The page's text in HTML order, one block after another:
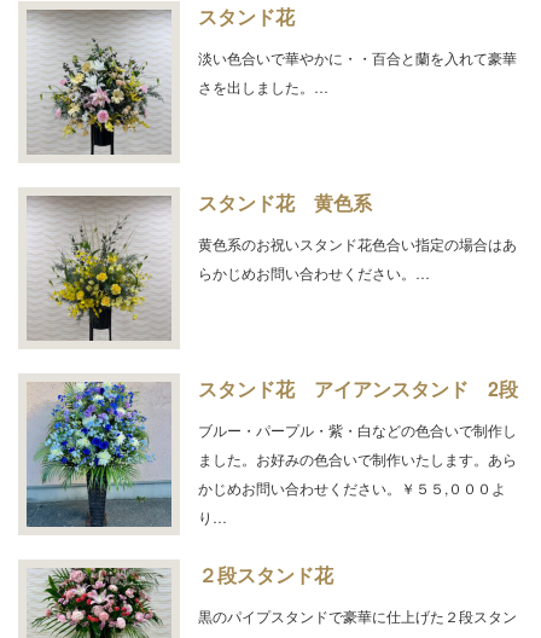
スタンド花
淡い色合いで華やかに・・百合と蘭を入れて豪華
さを出しました。…
スタンド花 黄色系
黄色系のお祝いスタンド花色合い指定の場合はあ
らかじめお問い合わせください。…
スタンド花 アイアンスタンド 2段
ブルー・パープル・紫・白などの色合いで制作し
ました。お好みの色合いで制作いたします。あら
かじめお問い合わせください。￥５５,０００よ
り…
２段スタンド花
黒のパイプスタンドで豪華に仕上げた２段スタン